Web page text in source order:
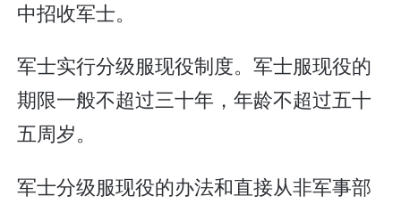
中招收军士。
军士实行分级服现役制度。军士服现役的
期限一般不超过三十年，年龄不超过五十
五周岁。
军士分级服现役的办法和直接从非军事部